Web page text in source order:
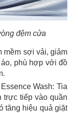
đệm cửa
mềm sợi vải, giảm
phù hợp với đồ
Wash: Tia
trực tiếp vào quần
tăng hiệu quả giặt